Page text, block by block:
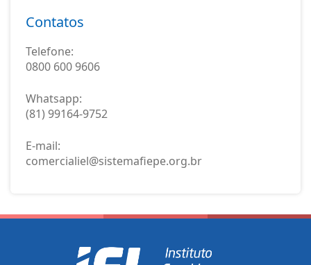
Contatos
Telefone:
0800 600 9606
Whatsapp:
(81) 99164-9752
E-mail:
comercialiel@sistemafiepe.org.br